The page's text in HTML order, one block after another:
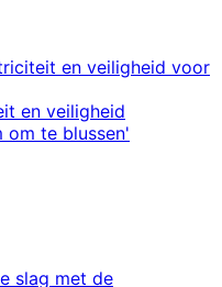
en veiligheid voor
en veiligheid
om te blussen'
slag met de